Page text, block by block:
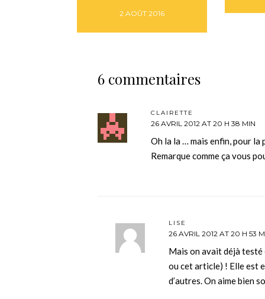
2 AOÛT 2016
6 commentaires
CLAIRETTE
26 AVRIL 2012 AT 20 H 38 MIN
Oh la la … mais enfin, pour
Remarque comme ça vous
LISE
26 AVRIL 2012 AT 20 H 53
Mais on avait déjà testé
ou cet article) ! Elle est
d’autres. On aime bien